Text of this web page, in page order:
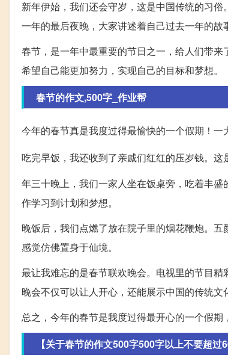
新年伊始，我们还会守岁，这是中国传统的习
一年的最后夜晚，大家讲述着自己过去一年的故
春节，是一年中最重要的节日之一，给人们带
希望自己能更加努力，实现自己的目标和梦想。
春节的作文,500字_作业帮
今年的春节真是我度过得最愉快的一个假期！一
吃完早饭，我还收到了亲戚们红红的压岁钱。这
年三十晚上，我们一家人坐在饭桌旁，吃着丰
作学习到计划和梦想。
晚饭后，我们点燃了放在院子里的烟花鞭炮。
感觉仿佛置身于仙境。
最让我难忘的是春节联欢晚会。电视里的节目
晚会不仅可以让人开心，还能展示中国的传统文
总之，今年的春节是我度过得最开心的一个假期
【关于春节的作文500字500字以上不要超过